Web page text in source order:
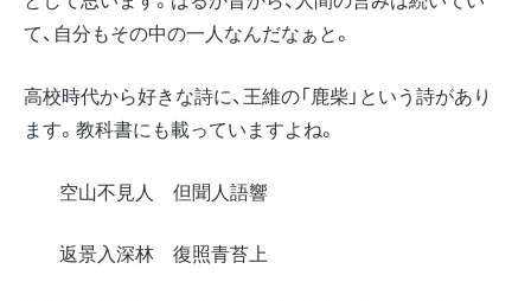
て、自分もその中の一人なんだなぁと。
高校時代から好きな詩に、王維の「鹿柴」という詩があり
ます。教科書にも載っていますよね。
空山不見人 但聞人語響
返景入深林 復照青苔上